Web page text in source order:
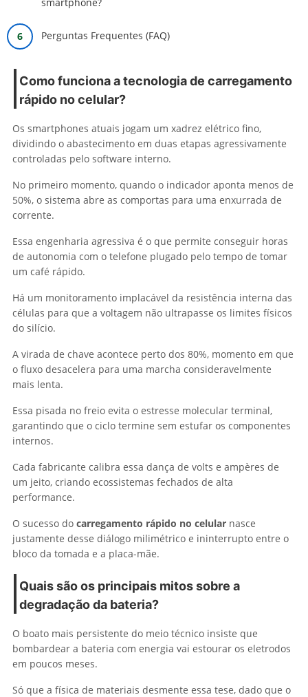
Perguntas Frequentes (FAQ)
Como funciona a tecnologia de carregamento
rápido no celular?
Os smartphones atuais jogam um xadrez elétrico fino,
dividindo o abastecimento em duas etapas agressivamente
controladas pelo software interno.
No primeiro momento, quando o indicador aponta menos de
50%, o sistema abre as comportas para uma enxurrada de
corrente.
Essa engenharia agressiva é o que permite conseguir horas
de autonomia com o telefone plugado pelo tempo de tomar
um café rápido.
Há um monitoramento implacável da resistência interna das
células para que a voltagem não ultrapasse os limites físicos
do silício.
A virada de chave acontece perto dos 80%, momento em que
o fluxo desacelera para uma marcha consideravelmente
mais lenta.
Essa pisada no freio evita o estresse molecular terminal,
garantindo que o ciclo termine sem estufar os componentes
internos.
Cada fabricante calibra essa dança de volts e ampères de
um jeito, criando ecossistemas fechados de alta
performance.
O sucesso do carregamento rápido no celular nasce
justamente desse diálogo milimétrico e ininterrupto entre o
bloco da tomada e a placa-mãe.
Quais são os principais mitos sobre a
degradação da bateria?
O boato mais persistente do meio técnico insiste que
bombardear a bateria com energia vai estourar os eletrodos
em poucos meses.
Só que a física de materiais desmente essa tese, dado que o